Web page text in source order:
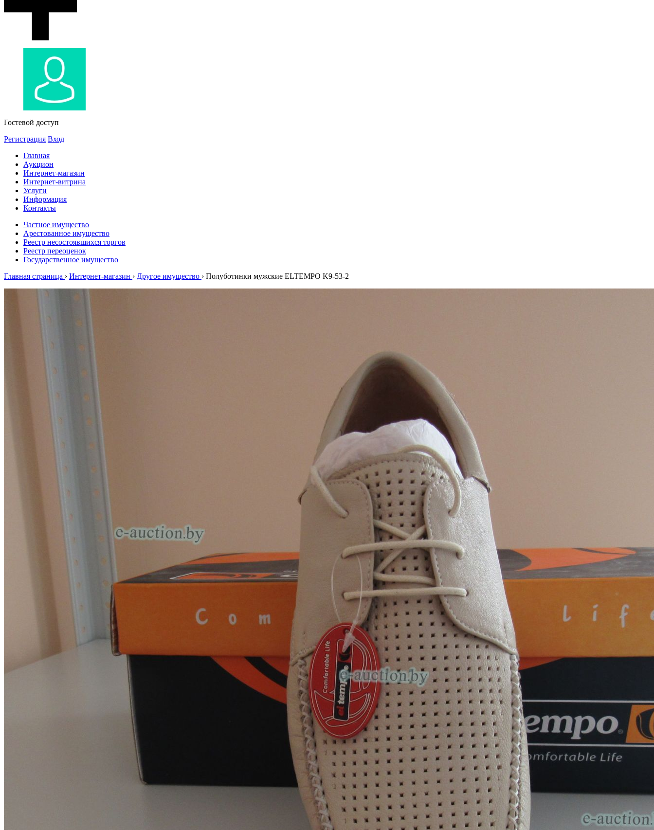
Гостевой доступ
Регистрация Вход
Главная
Аукцион
Интернет-магазин
Интернет-витрина
Услуги
Информация
Контакты
Частное имущество
Арестованное имущество
Реестр несостоявшихся торгов
Реестр переоценок
Государственное имущество
Главная страница › Интернет-магазин › Другое имущество › Полуботинки мужские ELTEMPO K9-53-2